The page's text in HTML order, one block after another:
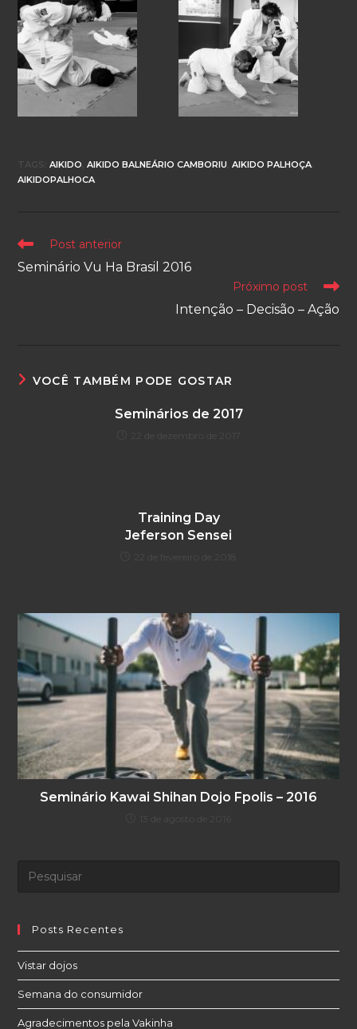
TAGS :AIKIDO AIKIDO BALNEÁRIO CAMBORIU AIKIDO PALHOÇA
AIKIDOPALHOCA
Leia
artigos
Post anterior
Seminário Vu Ha Brasil 2016
Próximo post
Intenção – Decisão – Ação
VOCÊ TAMBÉM PODE GOSTAR
Seminários de 2017
Training Day
Jeferson Sensei
Seminário Kawai Shihan Dojo Fpolis – 2016
Posts Recentes
Vistar dojos
Semana do consumidor
Agradecimentos pela Vakinha